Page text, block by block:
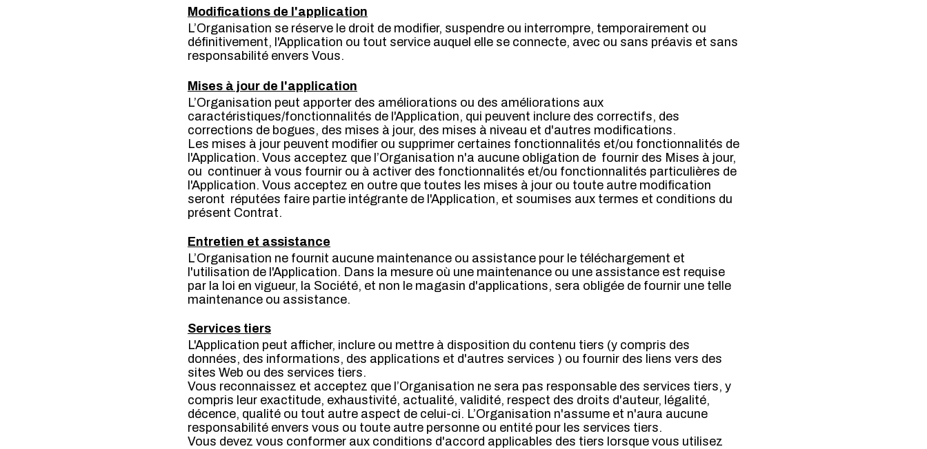
Modifications de l'application
L’Organisation se réserve le droit de modifier, suspendre ou interrompre, temporairement ou
définitivement, l'Application ou tout service auquel elle se connecte, avec ou sans préavis et sans
responsabilité envers Vous.
Mises à jour de l'application
L’Organisation peut apporter des améliorations ou des améliorations aux
caractéristiques/fonctionnalités de l'Application, qui peuvent inclure des correctifs, des
corrections de bogues, des mises à jour, des mises à niveau et d'autres modifications.
Les mises à jour peuvent modifier ou supprimer certaines fonctionnalités et/ou fonctionnalités de
l'Application. Vous acceptez que l’Organisation n'a aucune obligation de fournir des Mises à jour,
ou continuer à vous fournir ou à activer des fonctionnalités et/ou fonctionnalités particulières de
l'Application. Vous acceptez en outre que toutes les mises à jour ou toute autre modification
seront réputées faire partie intégrante de l'Application, et soumises aux termes et conditions du
présent Contrat.
Entretien et assistance
L’Organisation ne fournit aucune maintenance ou assistance pour le téléchargement et
l'utilisation de l'Application. Dans la mesure où une maintenance ou une assistance est requise
par la loi en vigueur, la Société, et non le magasin d'applications, sera obligée de fournir une telle
maintenance ou assistance.
Services tiers
L'Application peut afficher, inclure ou mettre à disposition du contenu tiers (y compris des
données, des informations, des applications et d'autres services ) ou fournir des liens vers des
sites Web ou des services tiers.
Vous reconnaissez et acceptez que l’Organisation ne sera pas responsable des services tiers, y
compris leur exactitude, exhaustivité, actualité, validité, respect des droits d'auteur, légalité,
décence, qualité ou tout autre aspect de celui-ci. L’Organisation n'assume et n'aura aucune
responsabilité envers vous ou toute autre personne ou entité pour les services tiers.
Vous devez vous conformer aux conditions d'accord applicables des tiers lorsque vous utilisez